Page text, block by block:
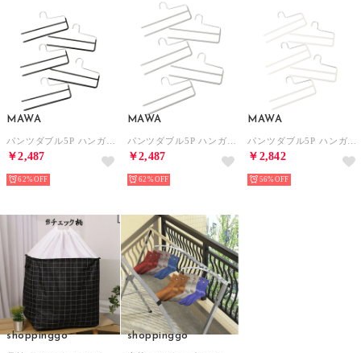
MAWA
￥2,487
62%
MAWA
￥2,487
62%
MAWA
￥2,842
56%
shoppinggo shoppinggo